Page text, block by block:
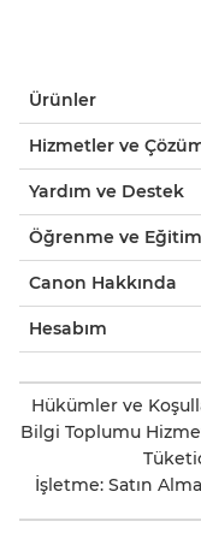
Ürünler
Hizmetler ve
Yardım ve Destek
Öğrenme ve Eğitim
Canon Hakkında
Hesabım
Hükümler ve
Bilgi Toplumu
İşletme: Satın